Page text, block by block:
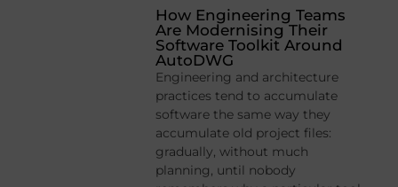
How Engineering Teams
Are Modernising Their
Software Toolkit Around
AutoDWG
Engineering and architecture
practices tend to accumulate
software the same way they
accumulate old project files:
gradually, without much
planning, until nobody